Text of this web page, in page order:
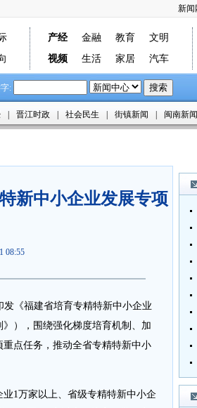
新闻
产经 金融 教育
文明
视频
生活 家居 汽车
:
晋江时政 社会民生 街镇新闻 闽南新闻
新中小企业发展专项
08:55
《福建省培育专精特新中小企业
），围绕强化梯度培育机制、加
点任务，推动全省专精特新中小
1万家以上、省级专精特新中小企